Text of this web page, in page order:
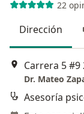
22
Dirección
Carrera 5 #9
Dr. Mateo
Asesoría